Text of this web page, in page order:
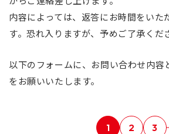
内容によっては、返答にお時間をいた
す。恐れ入りますが、予めご了承くだ
以下のフォームに、お問い合わせ内容
をお願いいたします。
1 2 3